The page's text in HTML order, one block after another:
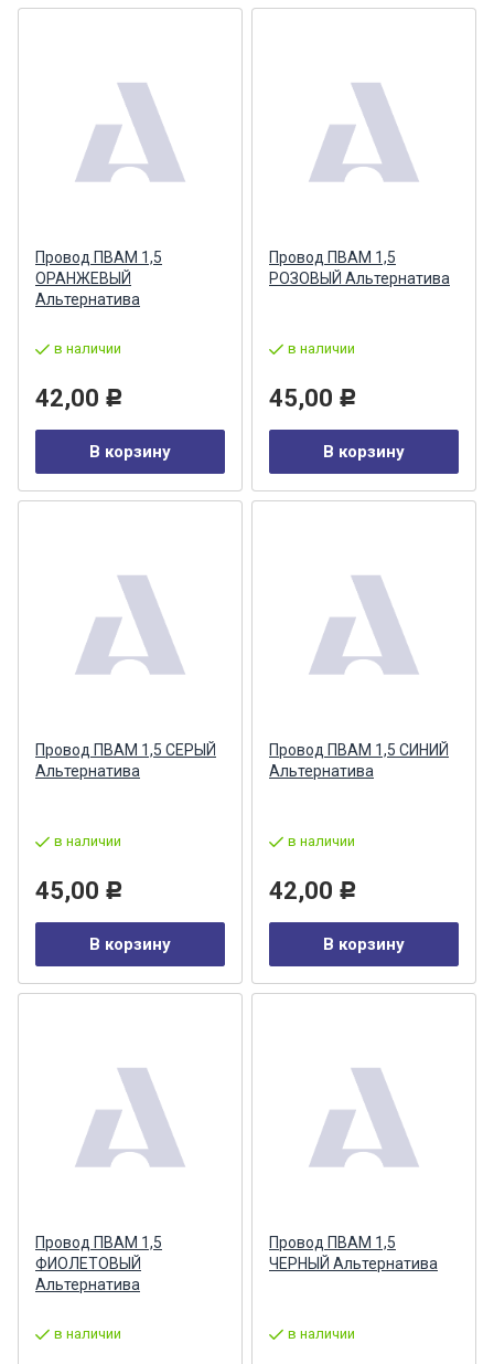
Провод ПВАМ 1,5
ОРАНЖЕВЫЙ
Альтернатива
в наличии
42,00 Р
В корзину
Провод ПВАМ 1,5
РОЗОВЫЙ Альтернатива
в наличии
45,00 Р
В корзину
Провод ПВАМ 1,5 СЕРЫЙ
Альтернатива
в наличии
45,00 Р
В корзину
Провод ПВАМ 1,5 СИНИЙ
Альтернатива
в наличии
42,00 Р
В корзину
Провод ПВАМ 1,5
ФИОЛЕТОВЫЙ
Альтернатива
в наличии
Провод ПВАМ 1,5
ЧЕРНЫЙ Альтернатива
в наличии